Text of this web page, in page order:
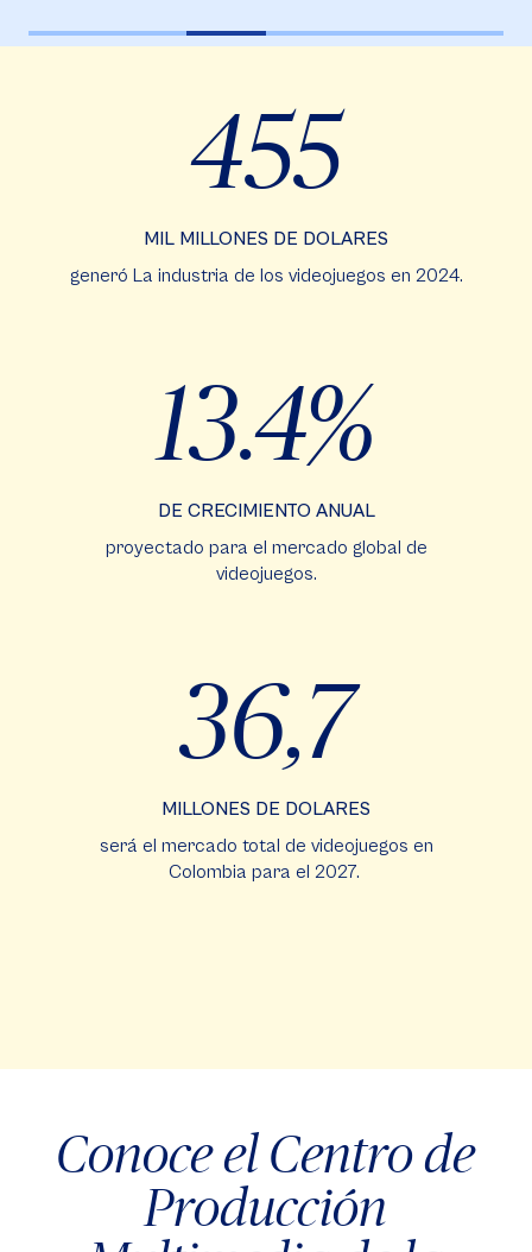
455
MIL MILLONES DE DOLARES
generó La industria de los videojuegos en 2024.
13.4%
DE CRECIMIENTO ANUAL
proyectado para el mercado global de
videojuegos.
36,7
MILLONES DE DOLARES
será el mercado total de videojuegos en
Colombia para el 2027.
Conoce el Centro de
Producción